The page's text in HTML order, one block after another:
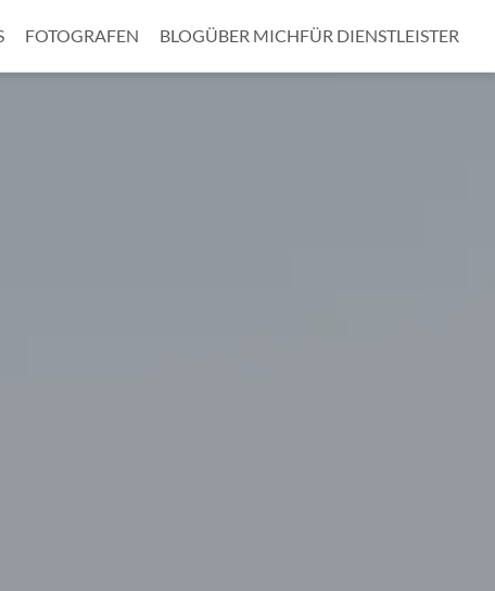
FOTOGRAFEN BLOGÜBER MICHFÜR DIENSTLEISTER